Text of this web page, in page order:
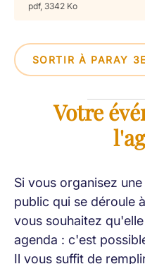
pdf, 3342 Ko
SORTIR À PARAY
Votre
Si vous organisez
public qui se déroule
vous souhaitez
agenda : c'est
Il vous suffit de